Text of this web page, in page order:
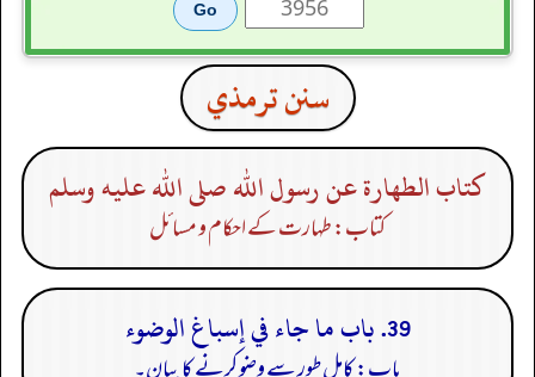
سنن ترمذي
كتاب الطهارة عن رسول الله صلى الله عليه وسلم
کتاب: طہارت کے احکام و مسائل
39. باب ما جاء في إسباغ الوضوء